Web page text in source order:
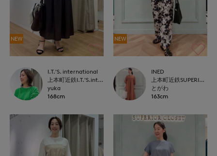
NEW
I.T.'S. international
上本町近鉄I.T.'S.international
yuka
168cm
NEW
INED
上本町近鉄SUPERIORCLOSET
とがわ
163cm